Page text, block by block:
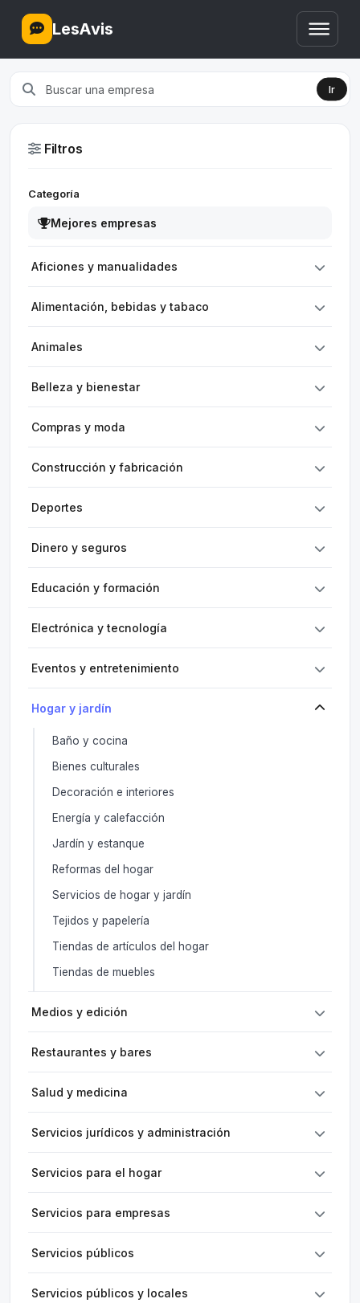
LesAvis
Ir
Filtros
Categoría
Mejores empresas
Aficiones y manualidades
Alimentación, bebidas y tabaco
Animales
Belleza y bienestar
Compras y moda
Construcción y fabricación
Deportes
Dinero y seguros
Educación y formación
Electrónica y tecnología
Eventos y entretenimiento
Hogar y jardín
Baño y cocina
Bienes culturales
Decoración e interiores
Energía y calefacción
Jardín y estanque
Reformas del hogar
Servicios de hogar y jardín
Tejidos y papelería
Tiendas de artículos del hogar
Tiendas de muebles
Medios y edición
Restaurantes y bares
Salud y medicina
Servicios jurídicos y administración
Servicios para el hogar
Servicios para empresas
Servicios públicos
Servicios públicos y locales